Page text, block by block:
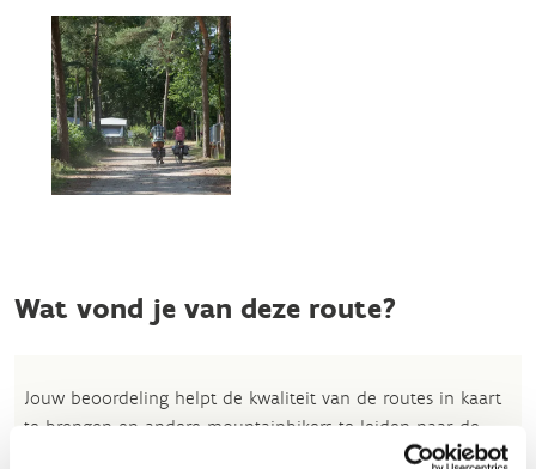
Wat vond je van deze route?
Jouw beoordeling helpt de kwaliteit van de routes in kaart
te brengen en andere mountainbikers te leiden naar de